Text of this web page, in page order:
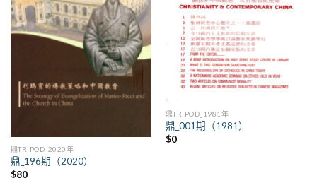
鼎TRIPOD_2020年
鼎_196期（2020）
$80
鼎TRIPOD_1981年
鼎_001期（1981）
$0